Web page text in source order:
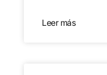
Leer más